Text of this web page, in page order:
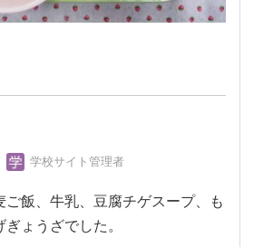
学校サイト管理者
飯、牛乳、豆腐チゲスープ、も
ょうざでした。